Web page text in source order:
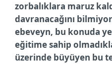
zorbalıklara maruz
davranacağını
ebeveyn, bu konuda
eğitime sahip
üzerinde büyüyen bu